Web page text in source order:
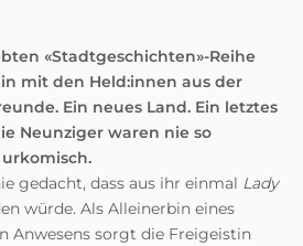
«Stadtgeschichten»-Reihe
mit den Held:innen aus der
Ein neues Land. Ein letztes
Neunziger waren nie so
gedacht, dass aus ihr einmal Lady
würde. Als Alleinerbin eines
Anwesens sorgt die Freigeistin